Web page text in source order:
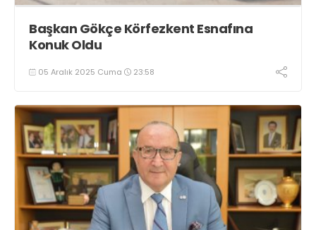
Başkan Gökçe Körfezkent Esnafına
Konuk Oldu
05 Aralık 2025 Cuma 23:58